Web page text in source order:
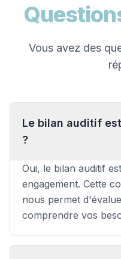
Vous avez des
Le bilan auditif
?
Oui, le bilan auditif
engagement. Cette
nous permet
comprendre vos